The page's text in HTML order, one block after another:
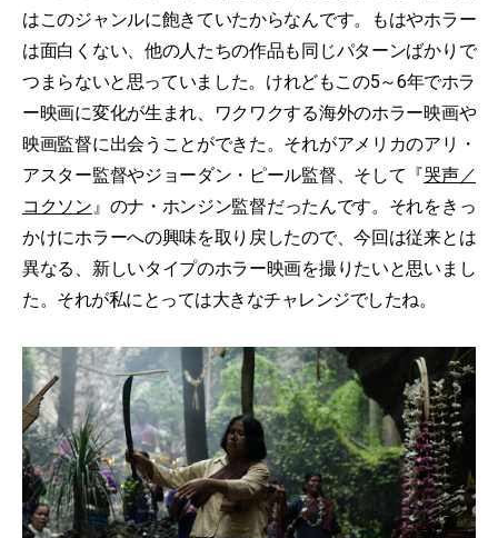
はこのジャンルに飽きていたからなんです。もはやホラー
は面白くない、他の人たちの作品も同じパターンばかりで
つまらないと思っていました。けれどもこの5～6年でホラ
ー映画に変化が生まれ、ワクワクする海外のホラー映画や
映画監督に出会うことができた。それがアメリカのアリ・
アスター監督やジョーダン・ピール監督、そして『哭声／
コクソン』のナ・ホンジン監督だったんです。それをきっ
かけにホラーへの興味を取り戻したので、今回は従来とは
異なる、新しいタイプのホラー映画を撮りたいと思いまし
た。それが私にとっては大きなチャレンジでしたね。